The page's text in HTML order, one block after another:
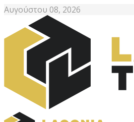
Αυγούστου 08, 2026